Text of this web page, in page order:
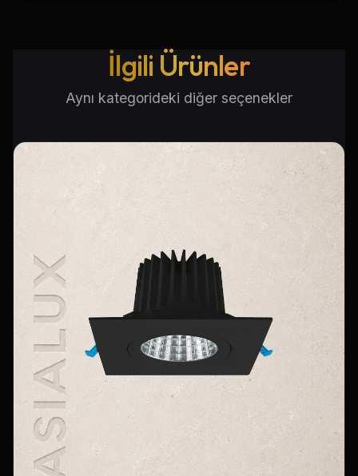
İlgili Ürünler
Aynı kategorideki diğer seçenekler